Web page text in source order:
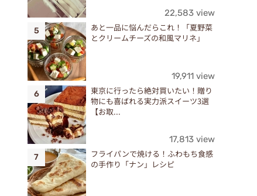
22,583 view
あと一品に悩んだらこれ！「夏野菜
とクリームチーズの和風マリネ」
19,911 view
東京に行ったら絶対買いたい！贈り
物にも喜ばれる実力派スイーツ3選
【お取...
17,813 view
フライパンで焼ける！ふわもち食感
の手作り「ナン」レシピ